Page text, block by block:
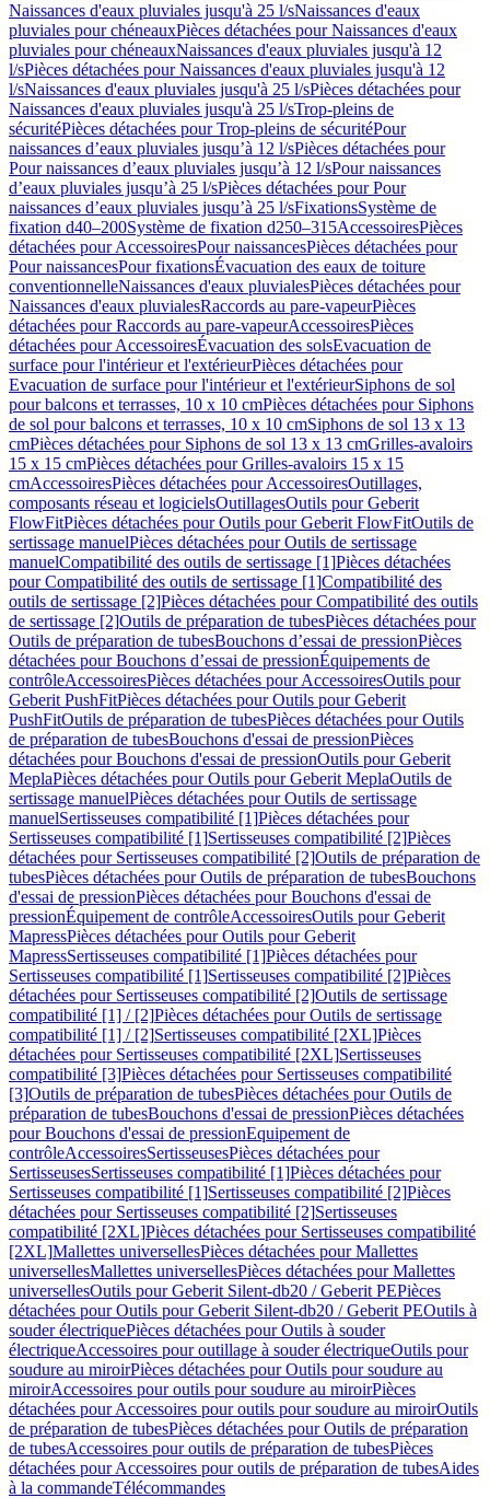
Naissances d'eaux pluviales jusqu'à 25 l/sNaissances d'eaux
pluviales pour chéneauxPièces détachées pour Naissances d'eaux
pluviales pour chéneauxNaissances d'eaux pluviales jusqu'à 12
l/sPièces détachées pour Naissances d'eaux pluviales jusqu'à 12
l/sNaissances d'eaux pluviales jusqu'à 25 l/sPièces détachées pour
Naissances d'eaux pluviales jusqu'à 25 l/sTrop-pleins de
sécuritéPièces détachées pour Trop-pleins de sécuritéPour
naissances d’eaux pluviales jusqu’à 12 l/sPièces détachées pour
Pour naissances d’eaux pluviales jusqu’à 12 l/sPour naissances
d’eaux pluviales jusqu’à 25 l/sPièces détachées pour Pour
naissances d’eaux pluviales jusqu’à 25 l/sFixationsSystème de
fixation d40–200Système de fixation d250–315AccessoiresPièces
détachées pour AccessoiresPour naissancesPièces détachées pour
Pour naissancesPour fixationsÉvacuation des eaux de toiture
conventionnelleNaissances d'eaux pluvialesPièces détachées pour
Naissances d'eaux pluvialesRaccords au pare-vapeurPièces
détachées pour Raccords au pare-vapeurAccessoiresPièces
détachées pour AccessoiresÉvacuation des solsEvacuation de
surface pour l'intérieur et l'extérieurPièces détachées pour
Evacuation de surface pour l'intérieur et l'extérieurSiphons de sol
pour balcons et terrasses, 10 x 10 cmPièces détachées pour Siphons
de sol pour balcons et terrasses, 10 x 10 cmSiphons de sol 13 x 13
cmPièces détachées pour Siphons de sol 13 x 13 cmGrilles-avaloirs
15 x 15 cmPièces détachées pour Grilles-avaloirs 15 x 15
cmAccessoiresPièces détachées pour AccessoiresOutillages,
composants réseau et logicielsOutillagesOutils pour Geberit
FlowFitPièces détachées pour Outils pour Geberit FlowFitOutils de
sertissage manuelPièces détachées pour Outils de sertissage
manuelCompatibilité des outils de sertissage [1]Pièces détachées
pour Compatibilité des outils de sertissage [1]Compatibilité des
outils de sertissage [2]Pièces détachées pour Compatibilité des outils
de sertissage [2]Outils de préparation de tubesPièces détachées pour
Outils de préparation de tubesBouchons d’essai de pressionPièces
détachées pour Bouchons d’essai de pressionÉquipements de
contrôleAccessoiresPièces détachées pour AccessoiresOutils pour
Geberit PushFitPièces détachées pour Outils pour Geberit
PushFitOutils de préparation de tubesPièces détachées pour Outils
de préparation de tubesBouchons d'essai de pressionPièces
détachées pour Bouchons d'essai de pressionOutils pour Geberit
MeplaPièces détachées pour Outils pour Geberit MeplaOutils de
sertissage manuelPièces détachées pour Outils de sertissage
manuelSertisseuses compatibilité [1]Pièces détachées pour
Sertisseuses compatibilité [1]Sertisseuses compatibilité [2]Pièces
détachées pour Sertisseuses compatibilité [2]Outils de préparation de
tubesPièces détachées pour Outils de préparation de tubesBouchons
d'essai de pressionPièces détachées pour Bouchons d'essai de
pressionÉquipement de contrôleAccessoiresOutils pour Geberit
MapressPièces détachées pour Outils pour Geberit
MapressSertisseuses compatibilité [1]Pièces détachées pour
Sertisseuses compatibilité [1]Sertisseuses compatibilité [2]Pièces
détachées pour Sertisseuses compatibilité [2]Outils de sertissage
compatibilité [1] / [2]Pièces détachées pour Outils de sertissage
compatibilité [1] / [2]Sertisseuses compatibilité [2XL]Pièces
détachées pour Sertisseuses compatibilité [2XL]Sertisseuses
compatibilité [3]Pièces détachées pour Sertisseuses compatibilité
[3]Outils de préparation de tubesPièces détachées pour Outils de
préparation de tubesBouchons d'essai de pressionPièces détachées
pour Bouchons d'essai de pressionEquipement de
contrôleAccessoiresSertisseusesPièces détachées pour
SertisseusesSertisseuses compatibilité [1]Pièces détachées pour
Sertisseuses compatibilité [1]Sertisseuses compatibilité [2]Pièces
détachées pour Sertisseuses compatibilité [2]Sertisseuses
compatibilité [2XL]Pièces détachées pour Sertisseuses compatibilité
[2XL]Mallettes universellesPièces détachées pour Mallettes
universellesMallettes universellesPièces détachées pour Mallettes
universellesOutils pour Geberit Silent-db20 / Geberit PEPièces
détachées pour Outils pour Geberit Silent-db20 / Geberit PEOutils à
souder électriquePièces détachées pour Outils à souder
électriqueAccessoires pour outillage à souder électriqueOutils pour
soudure au miroirPièces détachées pour Outils pour soudure au
miroirAccessoires pour outils pour soudure au miroirPièces
détachées pour Accessoires pour outils pour soudure au miroirOutils
de préparation de tubesPièces détachées pour Outils de préparation
de tubesAccessoires pour outils de préparation de tubesPièces
détachées pour Accessoires pour outils de préparation de tubesAides
à la commandeTélécommandes